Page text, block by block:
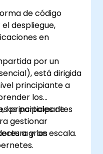
de código
despliegue,
en
por un
está dirigida
principiante a
los
principales de
gestionar
a gran escala.
los participantes
y los